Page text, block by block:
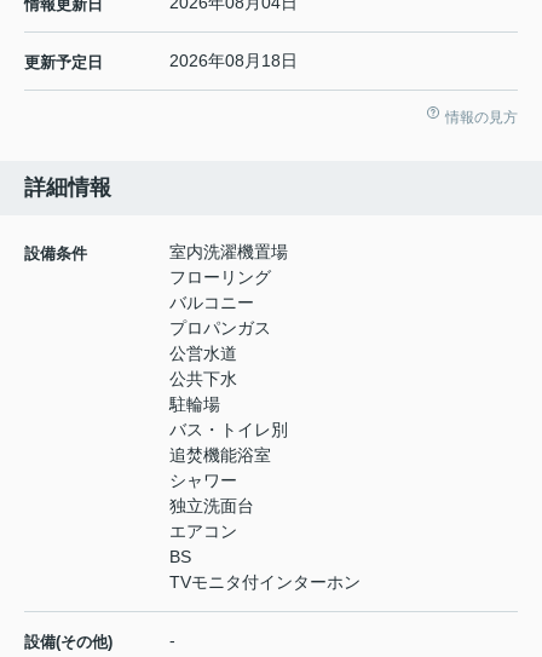
情報更新日
更新予定日 2026年08月18日
情報の見方
詳細情報
設備条件
室内洗濯機置場
フローリング
バルコニー
プロパンガス
公営水道
公共下水
駐輪場
バス・トイレ別
追焚機能浴室
シャワー
独立洗面台
エアコン
BS
TVモニタ付インターホン
設備(その他) -